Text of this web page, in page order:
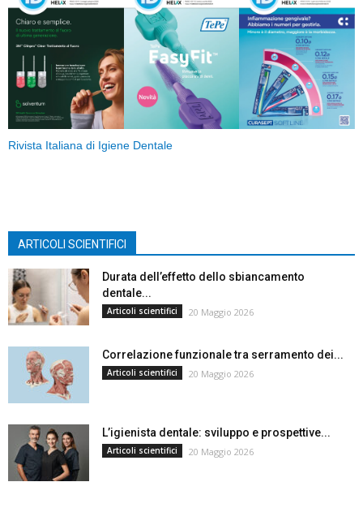
Rivista Italiana di Igiene Dentale
ARTICOLI SCIENTIFICI
Durata dell’effetto dello sbiancamento
dentale...
Articoli scientifici 20 Maggio 2026
Correlazione funzionale tra serramento dei...
Articoli scientifici 20 Maggio 2026
L’igienista dentale: sviluppo e prospettive...
Articoli scientifici 20 Maggio 2026